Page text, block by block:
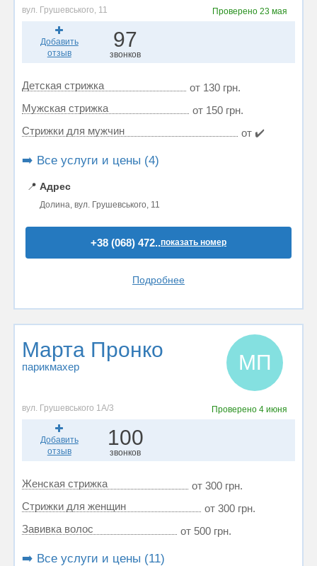
вул. Грушевського, 11 Проверено 23 мая
Добавить
отзыв
97
звонков
Детская стрижка
от 130 грн.
Мужская стрижка
от 150 грн.
Стрижки для мужчин
от ✔️
➡️ Все услуги и цены (4)
📍 Адрес
Долина, вул. Грушевського, 11
+38 (068) 472..показать номер
Подробнее
Марта Пронко
парикмахер МП
вул. Грушевського 1А/3 Проверено4 июня
Добавить
отзыв
100
звонков
Женская стрижка
от 300 грн.
Стрижки для женщин
от 300 грн.
Завивка волос
от 500 грн.
➡️ Все услуги и цены (11)